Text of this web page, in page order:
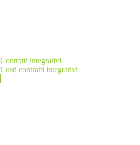
Contratti integrativi
Costi contratti integrativi